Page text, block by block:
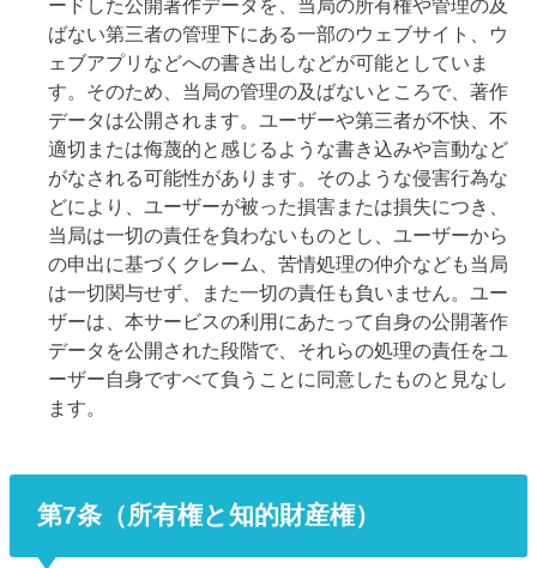
ードした公開著作データを、当局の所有権や管理の及
ばない第三者の管理下にある一部のウェブサイト、ウ
ェブアプリなどへの書き出しなどが可能としていま
す。そのため、当局の管理の及ばないところで、著作
データは公開されます。ユーザーや第三者が不快、不
適切または侮蔑的と感じるような書き込みや言動など
がなされる可能性があります。そのような侵害行為な
どにより、ユーザーが被った損害または損失につき、
当局は一切の責任を負わないものとし、ユーザーから
の申出に基づくクレーム、苦情処理の仲介なども当局
は一切関与せず、また一切の責任も負いません。ユー
ザーは、本サービスの利用にあたって自身の公開著作
データを公開された段階で、それらの処理の責任をユ
ーザー自身ですべて負うことに同意したものと見なし
ます。
第7条（所有権と知的財産権）